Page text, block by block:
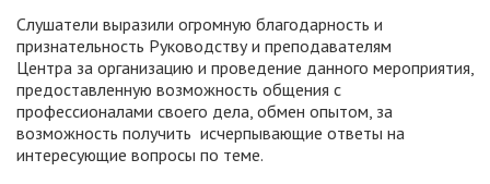
Слушатели выразили огромную благодарность и
признательность Руководству и преподавателям
Центра за организацию и проведение данного мероприятия,
предоставленную возможность общения с
профессионалами своего дела, обмен опытом, за
возможность получить исчерпывающие ответы на
интересующие вопросы по теме.